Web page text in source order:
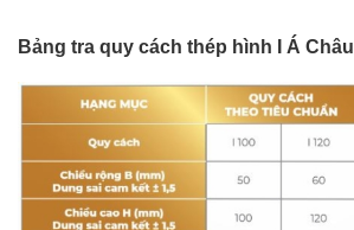
Bảng tra quy cách thép hình I Á Châu